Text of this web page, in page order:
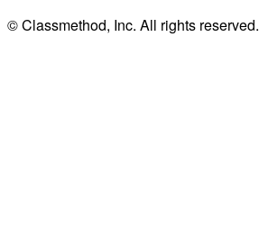
© Classmethod, Inc. All rights reserved.